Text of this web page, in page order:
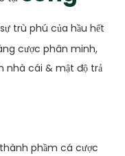
trù phú của hầu hết
cược phân minh,
nhà cái & mật độ trả
phầm cá cược